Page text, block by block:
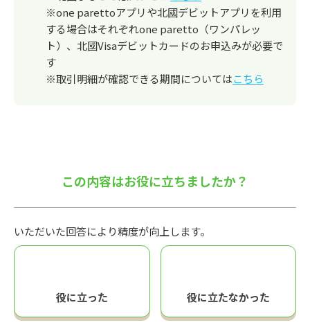
※one parettoアプリや北國デビットアプリを利用
する場合はそれぞれone paretto（ワンパレッ
ト）、北國Visaデビットカードのお申込みが必要で
す
※取引明細が確認できる期間についてはこちら
この内容はお役に立ちましたか？
いただいた回答により精度が向上します。
役に立った 役に立たなかった